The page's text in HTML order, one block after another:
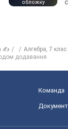
обложку
✍ Алгебра, 7 клас
додавання
Команда